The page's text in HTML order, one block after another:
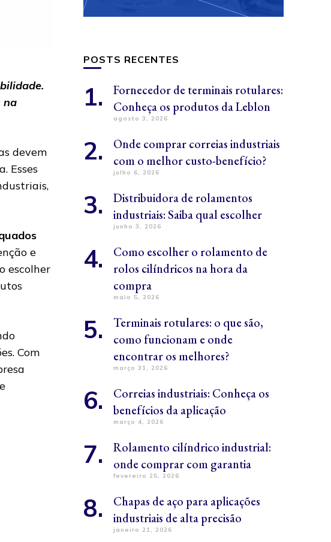
na
devem
Esses
e
escolher
Com
POSTS RECENTES
Fornecedor de terminais rotulares:
Conheça os produtos da Leblon
agosto 3, 2026
Onde comprar correias industriais
com o melhor custo-benefício?
julho 6, 2026
Distribuidora de rolamentos
industriais: Saiba qual escolher
junho 3, 2026
Como escolher o rolamento de
rolos cilíndricos na hora da
compra
maio 5, 2026
Terminais rotulares: o que são,
como funcionam e onde
encontrar os melhores?
março 31, 2026
Correias industriais: Conheça os
benefícios da aplicação
março 4, 2026
Rolamento cilíndrico industrial:
onde comprar com garantia
fevereiro 25, 2026
Chapas de aço para aplicações
industriais de alta precisão
janeiro 21, 2026